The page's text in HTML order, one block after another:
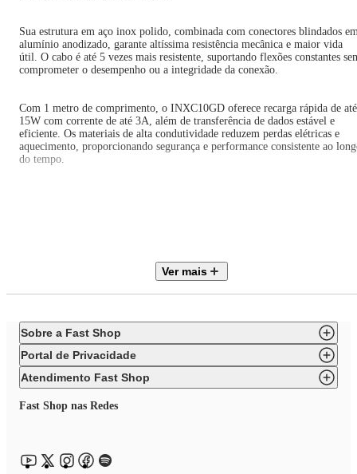
Sua estrutura em aço inox polido, combinada com conectores blindados
alumínio anodizado, garante altíssima resistência mecânica e maior vida
útil. O cabo é até 5 vezes mais resistente, suportando flexões constantes
comprometer o desempenho ou a integridade da conexão.
Com 1 metro de comprimento, o INXC10GD oferece recarga rápida de até
15W com corrente de até 3A, além de transferência de dados estável e
eficiente. Os materiais de alta condutividade reduzem perdas elétricas e
aquecimento, proporcionando segurança e performance consistente ao
do tempo.
- Comprimento ideal de 1 metro para uso diário
Compatível com dispositivos que utilizam porta USB Tipo-C, como:
- Smartphones USB-C
- Tablets USB-C
- Notebooks USB-C
- GPS automotivos
- HDs externos
- Câmeras digitais
- Power banks
Observação: não compatível com dispositivos Micro USB ou Lightning.
Ver mais
Sobre a Fast Shop
Portal de Privacidade
Atendimento Fast Shop
Fast Shop nas Redes